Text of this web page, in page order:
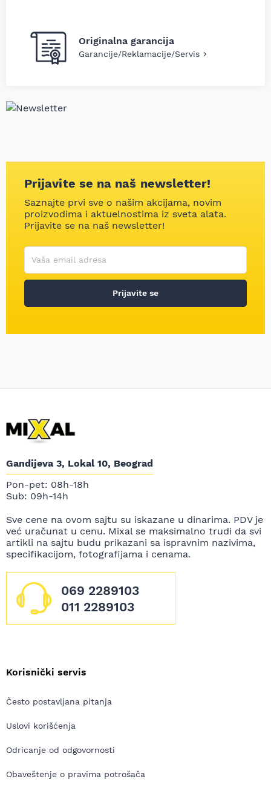
Originalna garancija
Garancije/Reklamacije/Servis
Prijavite se na naš newsletter!
Saznajte prvi sve o našim akcijama, novim
proizvodima i aktuelnostima iz sveta alata.
Prijavite se na naš newsletter!
Korisničko ime
Vaša email adresa
Prijavite se
Gandijeva 3, Lokal 10, Beograd
Pon-pet: 08h-18h
Sub: 09h-14h
Sve cene na ovom sajtu su iskazane u dinarima. PDV je
već uračunat u cenu. Mixal se maksimalno trudi da svi
artikli na sajtu budu prikazani sa ispravnim nazivima,
specifikacijom, fotografijama i cenama.
069 2289103
011 2289103
Korisnički servis
Često postavljana pitanja
Uslovi korišćenja
Odricanje od odgovornosti
Obaveštenje o pravima potrošača